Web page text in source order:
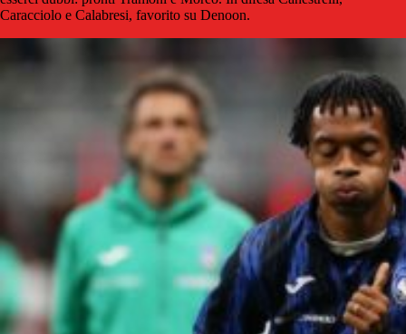
Caracciolo e Calabresi, favorito su Denoon.